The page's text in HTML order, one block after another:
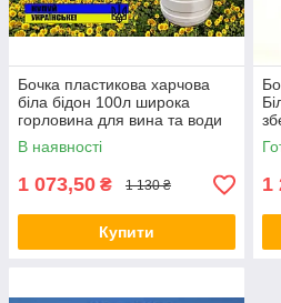
Бочка пластикова харчова
біла бідон 100л широка
горловина для вина та води
В наявності
1 073,50 ₴ 1 130 ₴
Купити
1